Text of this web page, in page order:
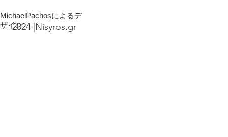
2024 |Nisyros.gr
MichaelPachosによるデ
ザイン